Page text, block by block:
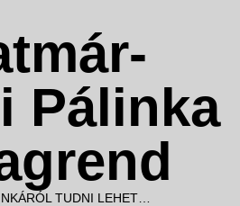
Pálinka
TUDNI LEHET…